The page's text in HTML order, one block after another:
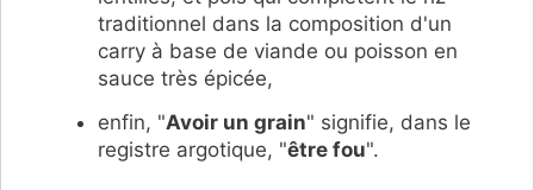
traditionnel dans la composition d'un
carry à base de viande ou poisson en
sauce très épicée,
enfin, "Avoir un grain" signifie, dans le
registre argotique, "être fou".